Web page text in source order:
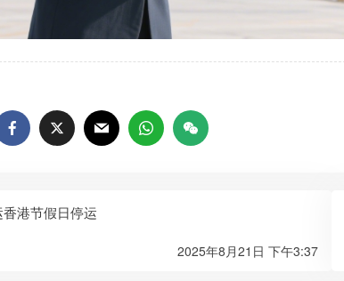
港节假日停运
2025年8月21日 下午3:37